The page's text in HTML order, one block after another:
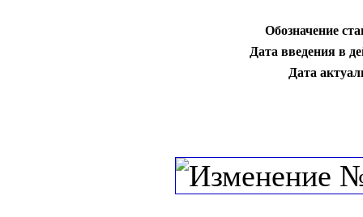
Обозначение
Дата введения в
Дата